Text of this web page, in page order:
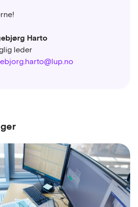
Harto
leder